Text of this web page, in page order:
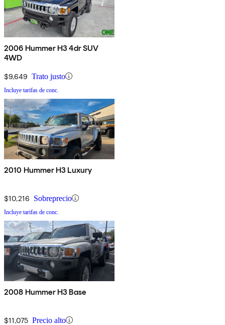
2006 Hummer H3 4dr SUV
4WD
$9,649 Trato justo
Incluye tarifas de conc.
2010 Hummer H3 Luxury
$10,216 Sobreprecio
Incluye tarifas de conc.
2008 Hummer H3 Base
$11,075 Precio alto